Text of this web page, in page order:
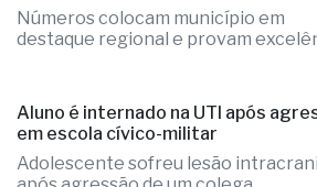
Números colocam município em
destaque regional e provam
Aluno é internado na UTI após
em escola cívico-militar
Adolescente sofreu lesão